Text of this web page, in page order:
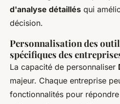
d'analyse détaillés qui
décision.
Personnalisation des
spécifiques des
La capacité de personnaliser
majeur. Chaque entreprise
fonctionnalités pour